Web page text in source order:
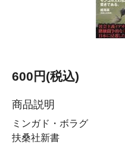
600円(税込)
商品説明
ミンガド・ボラグ
扶桑社新書